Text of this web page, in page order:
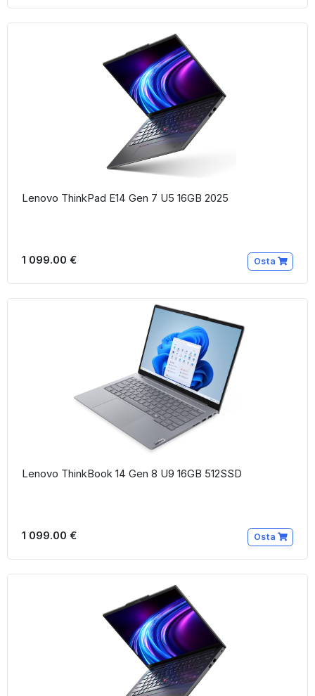
Lenovo ThinkPad E14 Gen 7 U5 16GB 2025
1 099.00 € Osta
Lenovo ThinkBook 14 Gen 8 U9 16GB 512SSD
1 099.00 € Osta